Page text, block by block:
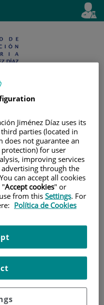
activo
es
ABIERTO Y DE UN SOLO
DE
A PACIENTES CON
MIXOIDE/DE
Jiménez Díaz uses its
parties (located in
does not guarantee an
for user
improving services
through the
can accept all cookies
"Accept cookies" or
from thisSettings. For
Política de Cookies